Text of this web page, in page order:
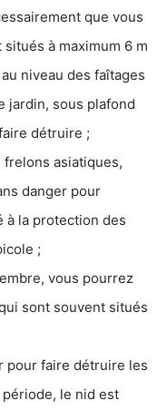
que vous
à maximum 6 m
niveau des faîtages
jardin, sous plafond
détruire ;
asiatiques,
danger pour
à la protection des
;
vous pourrez
sont souvent situés
pour faire détruire les
le nid est